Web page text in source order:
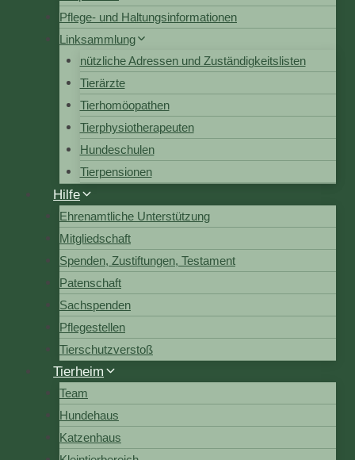
Pflege- und Haltungsinformationen
Linksammlung
nützliche Adressen und Zuständigkeitslisten
Tierärzte
Tierhomöopathen
Tierphysiotherapeuten
Hundeschulen
Tierpensionen
Hilfe
Ehrenamtliche Unterstützung
Mitgliedschaft
Spenden, Zustiftungen, Testament
Patenschaft
Sachspenden
Pflegestellen
Tierschutzverstoß
Tierheim
Team
Hundehaus
Katzenhaus